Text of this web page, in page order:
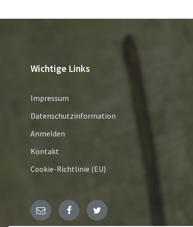
Wichtige Links
Impressum
Datenschutzinformation
Anmelden
Kontakt
Cookie-Richtlinie (EU)
E- FacebookTwitter